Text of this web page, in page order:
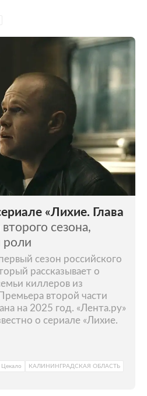
«Лихие. Глава
сезона,
роли
сезон российского
рассказывает о
киллеров из
второй части
на 2025 год. «Лента.ру»
о сериале «Лихие.
Цекало
КАЛИНИНГРАДСКАЯ ОБЛАСТЬ